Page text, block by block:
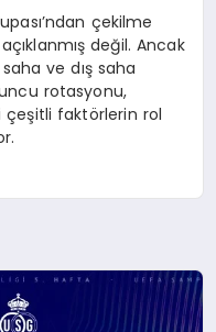
çekilme
değil. Ancak
ve dış saha
rotasyonu,
çeşitli faktörlerin rol